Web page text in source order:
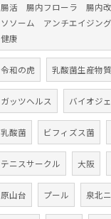
腸活 腸内フローラ 腸内
ソソーム アンチエイジン
健康
令和の虎 乳酸菌生産物質
ガッツヘルス バイオジ
乳酸菌 ビフィズス菌
テニスサークル 大阪
原山台 プール 泉北